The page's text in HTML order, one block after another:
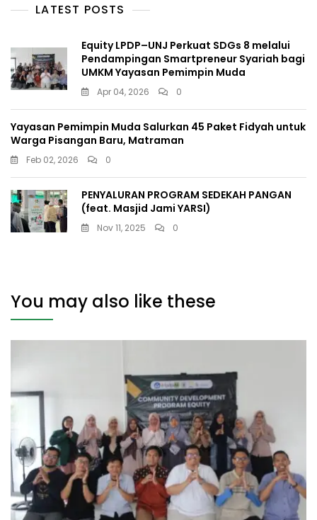
LATEST POSTS
Equity LPDP–UNJ Perkuat SDGs 8 melalui
Pendampingan Smartpreneur Syariah bagi
UMKM Yayasan Pemimpin Muda
Apr 04, 2026 0
Yayasan Pemimpin Muda Salurkan 45 Paket Fidyah untuk
Warga Pisangan Baru, Matraman
Feb 02, 2026 0
PENYALURAN PROGRAM SEDEKAH PANGAN
(feat. Masjid Jami YARSI)
Nov 11, 2025 0
You may also like these